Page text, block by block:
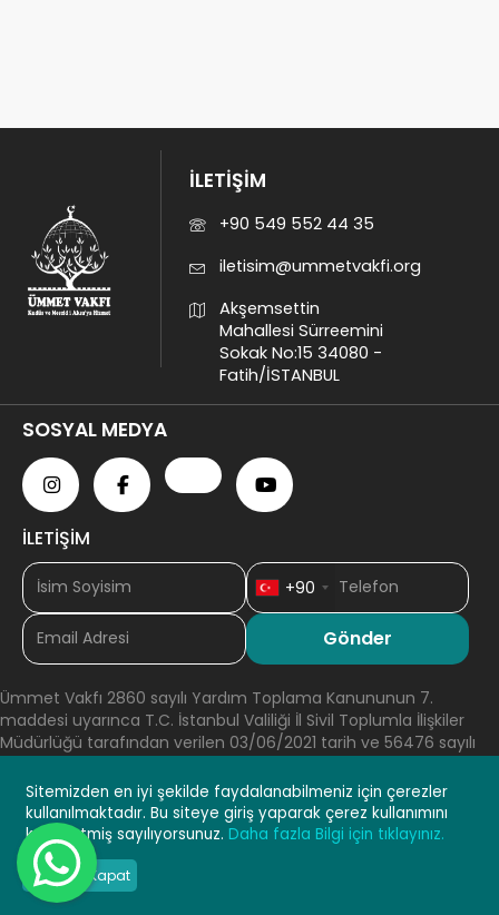
Whatsapp
| Ümmet
Vakfı
×
İLETİŞİM
+90 549 552 44 35
iletisim@ummetvakfi.org
Akşemsettin
Mahallesi Sürreemini
Sokak No:15 34080 -
Fatih/İSTANBUL
SOSYAL MEDYA
İLETİŞİM
+90
Ümmet Vakfı 2860 sayılı Yardım Toplama Kanununun 7.
maddesi uyarınca T.C. İstanbul Valiliği İl Sivil Toplumla İlişkiler
Müdürlüğü tarafından verilen 03/06/2021 tarih ve 56476 sayılı
Toplama Kanununun 8. Maddesi gereğince T.C. İstanbul Valiliği İl
Sivil Toplumla İlişkiler Müdürlüğü birimlerince denetlenmektedir.
Ümmet Vakfı © Copyright 2019 - Tüm Hakları Saklıdır
Sitemizden en iyi şekilde faydalanabilmeniz için çerezler
kullanılmaktadır. Bu siteye giriş yaparak çerez kullanımını
kabul etmiş sayılıyorsunuz. Daha fazla Bilgi için tıklayınız.
Tamam Kapat